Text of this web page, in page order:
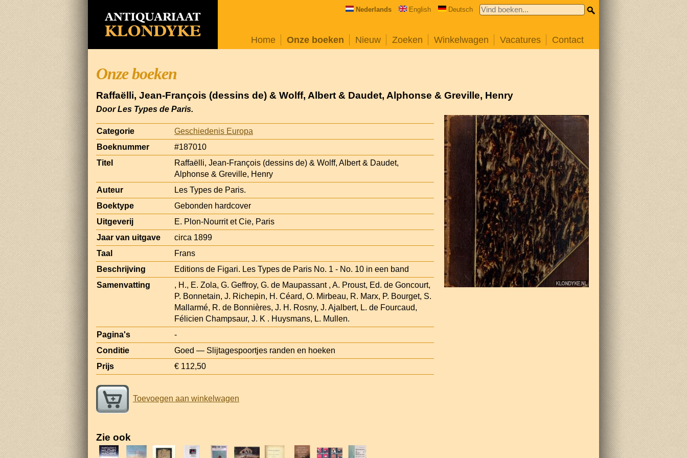
Nederlands English Deutsch
Home Onze boeken Nieuw Zoeken Winkelwagen Vacatures Contact
Onze boeken
Raffaëlli, Jean-François (dessins de) & Wolff, Albert & Daudet, Alphonse & Greville, Henry
Door Les Types de Paris.
Categorie
Geschiedenis Europa
Boeknummer
#187010
Titel
Raffaëlli, Jean-François (dessins de) & Wolff, Albert & Daudet,
Alphonse & Greville, Henry
Auteur
Les Types de Paris.
Boektype
Gebonden hardcover
Uitgeverij
E. Plon-Nourrit et Cie, Paris
Jaar van uitgave
circa 1899
Taal
Frans
Beschrijving
Editions de Figari. Les Types de Paris No. 1 - No. 10 in een band
Samenvatting
, H., E. Zola, G. Geffroy, G. de Maupassant , A. Proust, Ed. de Goncourt,
P. Bonnetain, J. Richepin, H. Céard, O. Mirbeau, R. Marx, P. Bourget, S.
Mallarmé, R. de Bonnières, J. H. Rosny, J. Ajalbert, L. de Fourcaud,
Félicien Champsaur, J. K . Huysmans, L. Mullen.
Pagina's
-
Conditie
Goed — Slijtagespoortjes randen en hoeken
Prijs
€ 112,50
Toevoegen aan winkelwagen
Zie ook